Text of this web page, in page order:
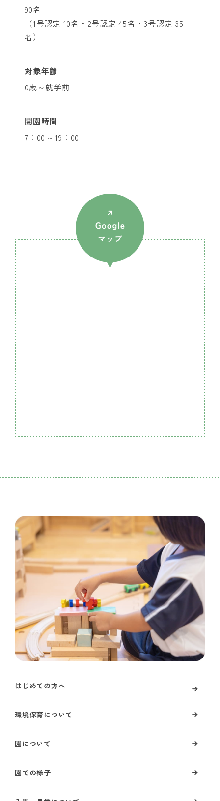
90名
（1号認定 10名・2号認定 45名・3号認定 35
名）
対象年齢
0歳～就学前
開園時間
7：00 ~ 19：00
はじめての方へ
環境保育について
園について
園での様子